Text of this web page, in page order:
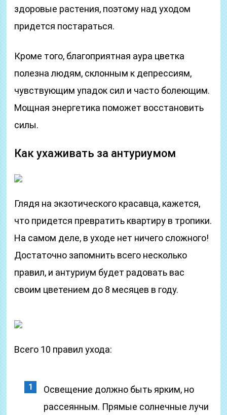
здоровые растения, поэтому над уходом
придется постараться.
Кроме того, благоприятная аура цветка
полезна людям, склонным к депрессиям,
чувствующим упадок сил и часто болеющим.
Мощная энергетика поможет восстановить
силы.
Как ухаживать за антуриумом
Глядя на экзотического красавца, кажется,
что придется превратить квартиру в тропики.
На самом деле, в уходе нет ничего сложного!
Достаточно запомнить всего несколько
правил, и антуриум будет радовать вас
своим цветением до 8 месяцев в году.
Всего 10 правил ухода:
Освещение должно быть ярким, но
рассеянным. Прямые солнечные лучи